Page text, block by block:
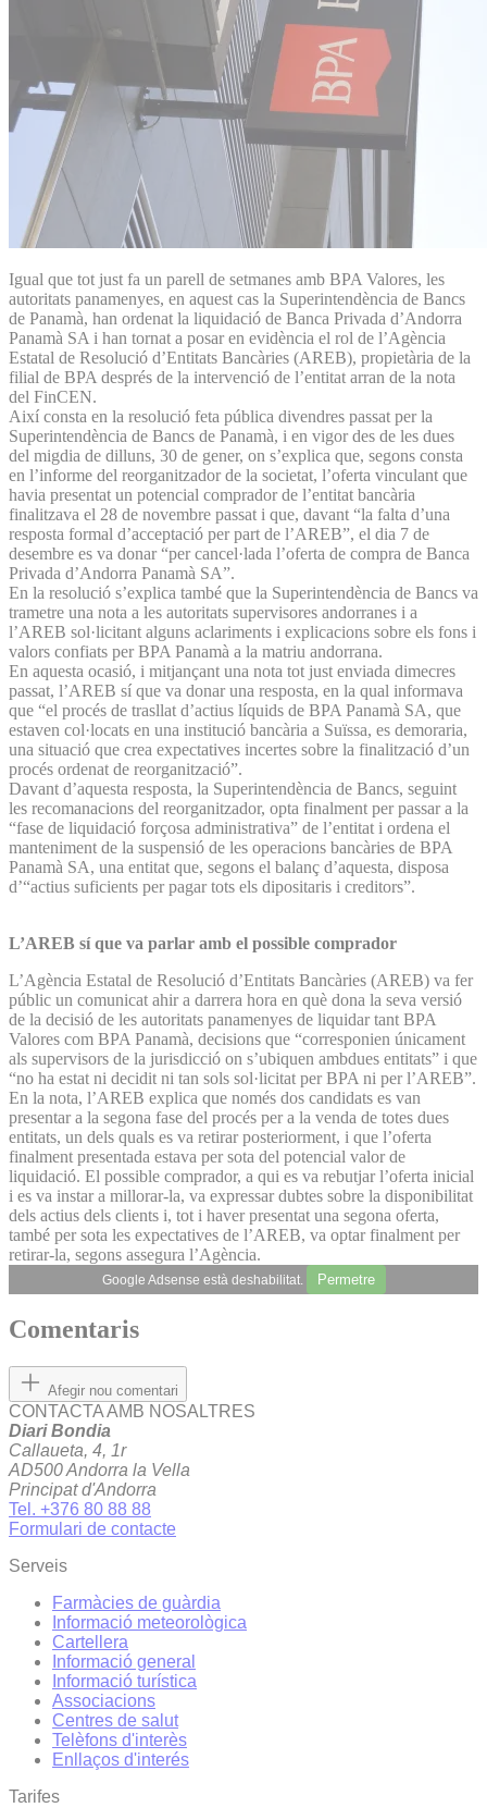
Igual que tot just fa un parell de setmanes amb BPA Valores, les
autoritats panamenyes, en aquest cas la Superintendència de Bancs
de Panamà, han ordenat la liquidació de Banca Privada d’Andorra
Panamà SA i han tornat a posar en evidència el rol de l’Agència
Estatal de Resolució d’Entitats Bancàries (AREB), propietària de la
filial de BPA després de la intervenció de l’entitat arran de la nota
del FinCEN.
Així consta en la resolució feta pública divendres passat per la
Superintendència de Bancs de Panamà, i en vigor des de les dues
del migdia de dilluns, 30 de gener, on s’explica que, segons consta
en l’informe del reorganitzador de la societat, l’oferta vinculant que
havia presentat un potencial comprador de l’entitat bancària
finalitzava el 28 de novembre passat i que, davant “la falta d’una
resposta formal d’acceptació per part de l’AREB”, el dia 7 de
desembre es va donar “per cancel·lada l’oferta de compra de Banca
Privada d’Andorra Panamà SA”.
En la resolució s’explica també que la Superintendència de Bancs va
trametre una nota a les autoritats supervisores andorranes i a
l’AREB sol·licitant alguns aclariments i explicacions sobre els fons i
valors confiats per BPA Panamà a la matriu andorrana.
En aquesta ocasió, i mitjançant una nota tot just enviada dimecres
passat, l’AREB sí que va donar una resposta, en la qual informava
que “el procés de trasllat d’actius líquids de BPA Panamà SA, que
estaven col·locats en una institució bancària a Suïssa, es demoraria,
una situació que crea expectatives incertes sobre la finalització d’un
procés ordenat de reorganització”.
Davant d’aquesta resposta, la Superintendència de Bancs, seguint
les recomanacions del reorganitzador, opta finalment per passar a la
“fase de liquidació forçosa administrativa” de l’entitat i ordena el
manteniment de la suspensió de les operacions bancàries de BPA
Panamà SA, una entitat que, segons el balanç d’aquesta, disposa
d’“actius suficients per pagar tots els dipositaris i creditors”.
L’AREB sí que va parlar amb el possible comprador
L’Agència Estatal de Resolució d’Entitats Bancàries (AREB) va fer
públic un comunicat ahir a darrera hora en què dona la seva versió
de la decisió de les autoritats panamenyes de liquidar tant BPA
Valores com BPA Panamà, decisions que “corresponien únicament
als supervisors de la jurisdicció on s’ubiquen ambdues entitats” i que
“no ha estat ni decidit ni tan sols sol·licitat per BPA ni per l’AREB”.
En la nota, l’AREB explica que només dos candidats es van
presentar a la segona fase del procés per a la venda de totes dues
entitats, un dels quals es va retirar posteriorment, i que l’oferta
finalment presentada estava per sota del potencial valor de
liquidació. El possible comprador, a qui es va rebutjar l’oferta inicial
i es va instar a millorar-la, va expressar dubtes sobre la disponibilitat
dels actius dels clients i, tot i haver presentat una segona oferta,
també per sota les expectatives de l’AREB, va optar finalment per
retirar-la, segons assegura l’Agència.
Google Adsense està deshabilitat. Permetre
Comentaris
Afegir nou comentari
CONTACTA AMB NOSALTRES
Diari Bondia
Callaueta, 4, 1r
AD500 Andorra la Vella
Principat d'Andorra
Tel. +376 80 88 88
Formulari de contacte
Serveis
Farmàcies de guàrdia
Informació meteorològica
Cartellera
Informació general
Informació turística
Associacions
Centres de salut
Telèfons d'interès
Enllaços d'interés
Tarifes